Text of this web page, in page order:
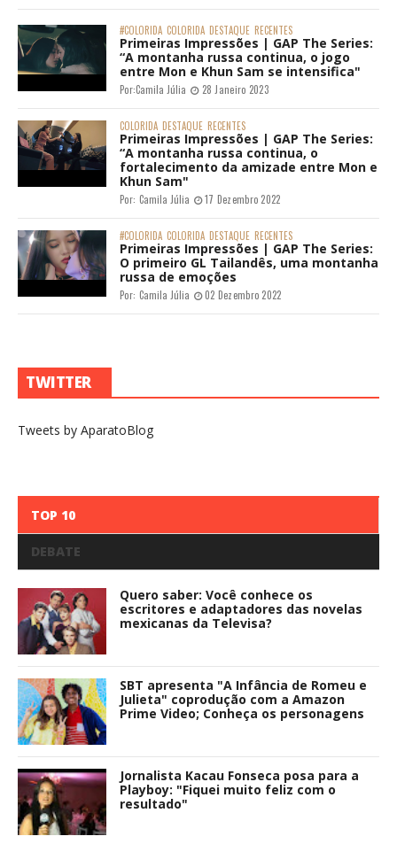
#COLORIDA COLORIDA DESTAQUE RECENTES
Primeiras Impressões | GAP The Series:
“A montanha russa continua, o jogo
entre Mon e Khun Sam se intensifica"
Por:Camila Júlia 28 Janeiro 2023
COLORIDA DESTAQUE RECENTES
Primeiras Impressões | GAP The Series:
“A montanha russa continua, o
fortalecimento da amizade entre Mon e
Khun Sam"
Por: Camila Júlia 17 Dezembro 2022
#COLORIDA COLORIDA DESTAQUE RECENTES
Primeiras Impressões | GAP The Series:
O primeiro GL Tailandês, uma montanha
russa de emoções
Por: Camila Júlia 02 Dezembro 2022
TWITTER
Tweets by AparatoBlog
TOP 10
DEBATE
Quero saber: Você conhece os
escritores e adaptadores das novelas
mexicanas da Televisa?
SBT apresenta "A Infância de Romeu e
Julieta" coprodução com a Amazon
Prime Video; Conheça os personagens
Jornalista Kacau Fonseca posa para a
Playboy: "Fiquei muito feliz com o
resultado"